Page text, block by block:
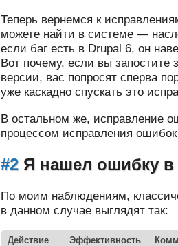
Теперь вернемся к
можете найти в системе —
если баг есть в Drupal 6, он
Вот почему, если вы запостите
версии, вас попросят сперва
уже каскадно спускать это
В остальном же, исправление
процессом исправления
#2 Я нашел ошибку
По моим наблюдениям,
в данном случае выглядят так:
Действие Эффективность